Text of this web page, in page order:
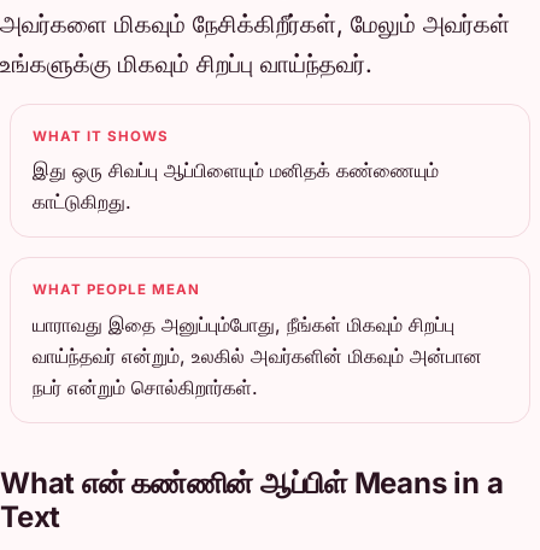
அவர்களை மிகவும் நேசிக்கிறீர்கள், மேலும் அவர்கள்
உங்களுக்கு மிகவும் சிறப்பு வாய்ந்தவர்.
WHAT IT SHOWS
இது ஒரு சிவப்பு ஆப்பிளையும் மனிதக் கண்ணையும்
காட்டுகிறது.
WHAT PEOPLE MEAN
யாராவது இதை அனுப்பும்போது, நீங்கள் மிகவும் சிறப்பு
வாய்ந்தவர் என்றும், உலகில் அவர்களின் மிகவும் அன்பான
நபர் என்றும் சொல்கிறார்கள்.
What என் கண்ணின் ஆப்பிள் Means in a
Text